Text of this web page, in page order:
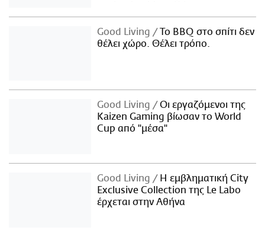
Good Living
Το BBQ στο σπίτι δεν
θέλει χώρο. Θέλει τρόπο.
Good Living
Οι εργαζόμενοι της
Kaizen Gaming βίωσαν το World
Cup από "μέσα"
Good Living
Η εμβληματική City
Exclusive Collection της Le Labo
έρχεται στην Αθήνα